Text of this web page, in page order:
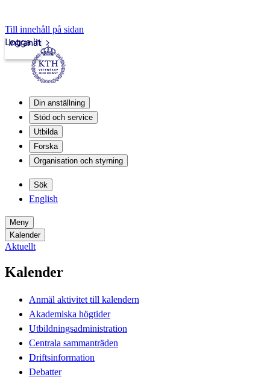
Till innehåll på sidan
Intranät
Logga in
Din anställning
Stöd och service
Utbilda
Forska
Organisation och styrning
Sök
English
Meny
Kalender
Aktuellt
Kalender
Anmäl aktivitet till kalendern
Akademiska högtider
Utbildningsadministration
Centrala sammanträden
Driftsinformation
Debatter